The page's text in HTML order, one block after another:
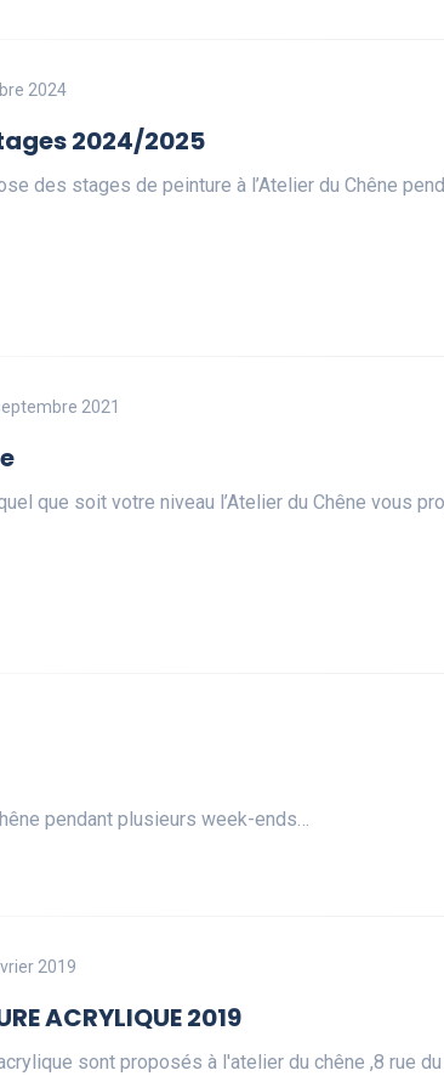
2024
2024/2025
des stages de peinture à l’Atelier du Chêne
2021
que soit votre niveau l’Atelier du Chêne vous
pendant plusieurs week-ends…
2019
ACRYLIQUE 2019
sont proposés à l'atelier du chêne ,8 rue